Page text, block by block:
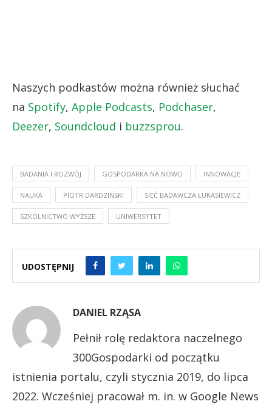
Naszych podkastów można również słuchać
na Spotify, Apple Podcasts, Podchaser,
Deezer, Soundcloud i buzzsprou.
BADANIA I ROZWÓJ GOSPODARKA NA NOWO INNOWACJE
NAUKA PIOTR DARDZIŃSKI SIEĆ BADAWCZA ŁUKASIEWICZ
SZKOLNICTWO WYŻSZE UNIWERSYTET
UDOSTĘPNIJ
DANIEL RZĄSA
Pełnił rolę redaktora naczelnego
300Gospodarki od początku
istnienia portalu, czyli stycznia 2019, do lipca
2022. Wcześniej pracował m. in. w Google News